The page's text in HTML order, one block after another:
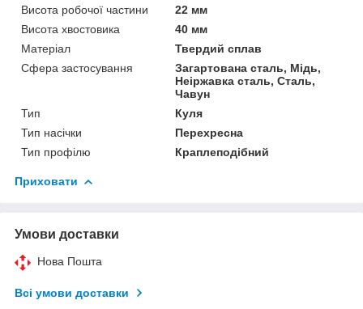
Висота робочої частини
22 мм
Висота хвостовика
40 мм
Матеріал
Твердий сплав
Сфера застосування
Загартована сталь, Мідь,
Неіржавка сталь, Сталь,
Чавун
Тип
Куля
Тип насічки
Перехресна
Тип профілю
Краплеподібний
Приховати
Умови доставки
Нова Пошта
Всі умови доставки